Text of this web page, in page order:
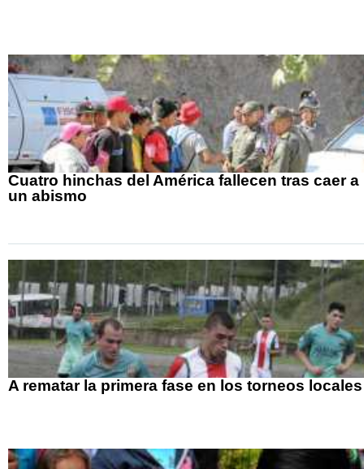
Cuatro hinchas del América fallecen tras caer a
un abismo
A rematar la primera fase en los torneos locales